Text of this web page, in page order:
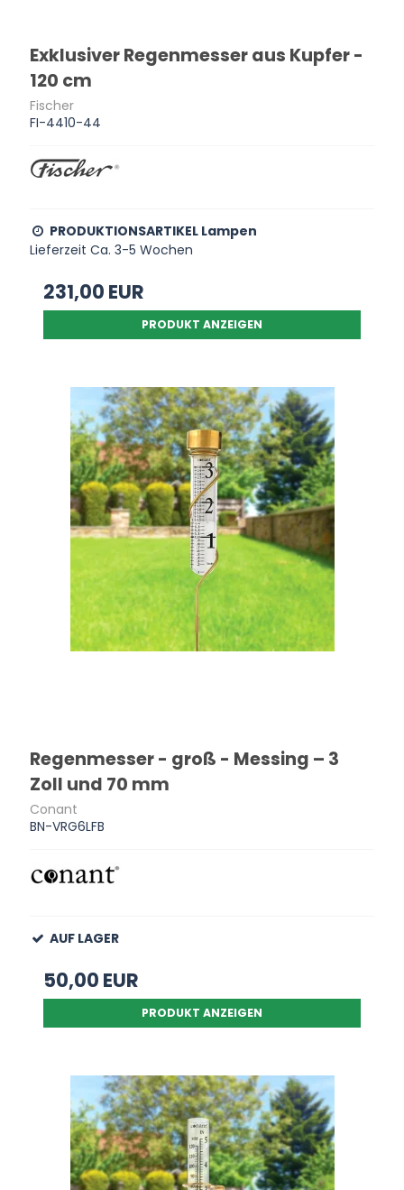
Exklusiver Regenmesser aus Kupfer -
120 cm
Fischer
FI-4410-44
PRODUKTIONSARTIKEL Lampen
Lieferzeit Ca. 3-5 Wochen
231,00 EUR
PRODUKT ANZEIGEN
Regenmesser - groß - Messing – 3
Zoll und 70 mm
Conant
BN-VRG6LFB
AUF LAGER
50,00 EUR
PRODUKT ANZEIGEN